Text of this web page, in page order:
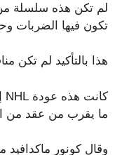
لم تكن هذه سلسلة من
تكون فيها الضربات
هذا بالتأكيد لم تكن
ما يقرب من عقد من